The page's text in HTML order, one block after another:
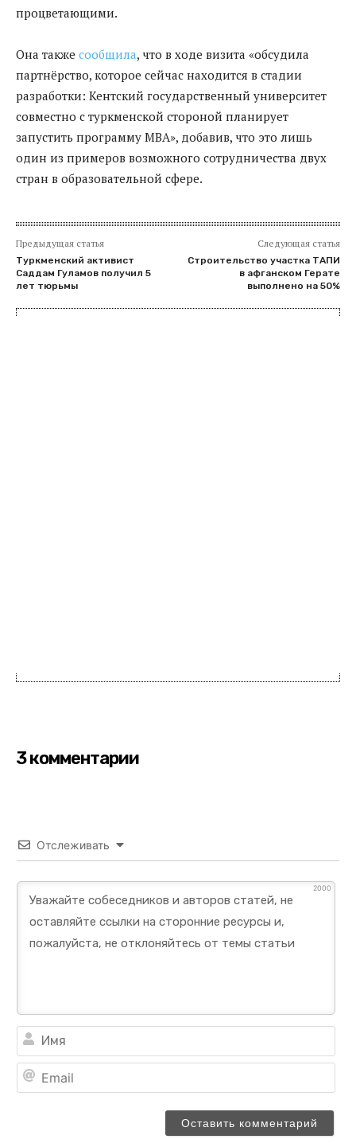
процветающими.
Она также сообщила, что в ходе визита «обсудила
партнёрство, которое сейчас находится в стадии
разработки: Кентский государственный университет
совместно с туркменской стороной планирует
запустить программу MBA», добавив, что это лишь
один из примеров возможного сотрудничества двух
стран в образовательной сфере.
Предыдущая статья
Туркменский активист
Саддам Гуламов получил 5
лет тюрьмы
Следующая статья
Строительство участка ТАПИ
в афганском Герате
выполнено на 50%
3 комментарии
Отслеживать
2000